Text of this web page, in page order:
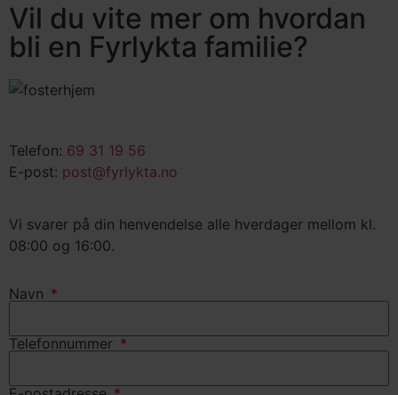
Vil du vite mer om hvordan
bli en Fyrlykta familie?
Telefon: 69 31 19 56
E-post: post@fyrlykta.no
Vi svarer på din henvendelse alle hverdager mellom kl.
08:00 og 16:00.
Navn
Telefonnummer